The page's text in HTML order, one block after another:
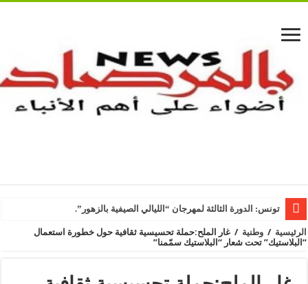
تونس: الدورة الثالثة لمهرجان “الليالي الصيفية بالزهور”.
الرئيسية / وطنية / غار الملح:حملة تحسيسية ثقافية حول خطورة استعمال
“البلاستيك” تحت شعار “البلاستيك سمّمنا”